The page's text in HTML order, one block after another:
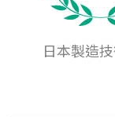
日本製造